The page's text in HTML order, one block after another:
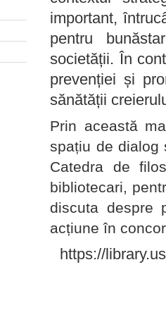
important,
pentru
societății. În
prevenției și
sănătății
Prin această
spațiu de dialog
Catedra de
bibliotecari,
discuta despre
acțiune în
https://